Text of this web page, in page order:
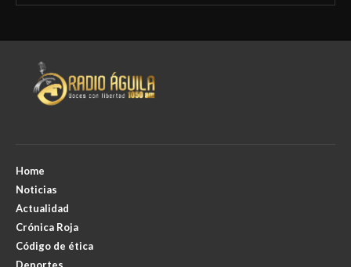
Home
Noticias
Actualidad
Crónica Roja
Código de ética
Deportes